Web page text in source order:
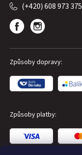
(+420) 608 973 375
Způsoby dopravy:
Způsoby platby: